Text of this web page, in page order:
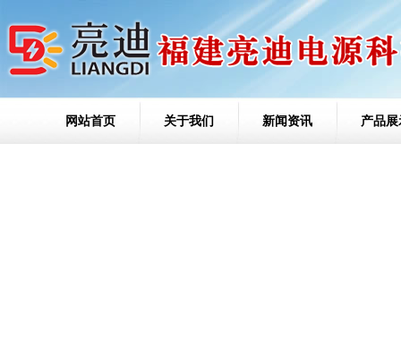
网站首页 关于我们 新闻资讯 产品展